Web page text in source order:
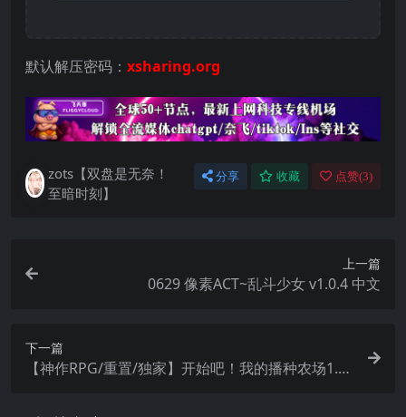
默认解压密码： xsharing.org
zots【双盘是无奈！
至暗时刻】
分享 收藏 点赞(3)
上一篇
0629 像素ACT~乱斗少女 v1.0.4 中文
下一篇
【神作RPG/重置/独家】开始吧！我的播种农场1.1.